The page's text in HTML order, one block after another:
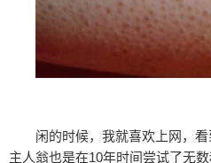
闲的时候，我就喜欢上网，
主人翁也是在10年时间尝试了无